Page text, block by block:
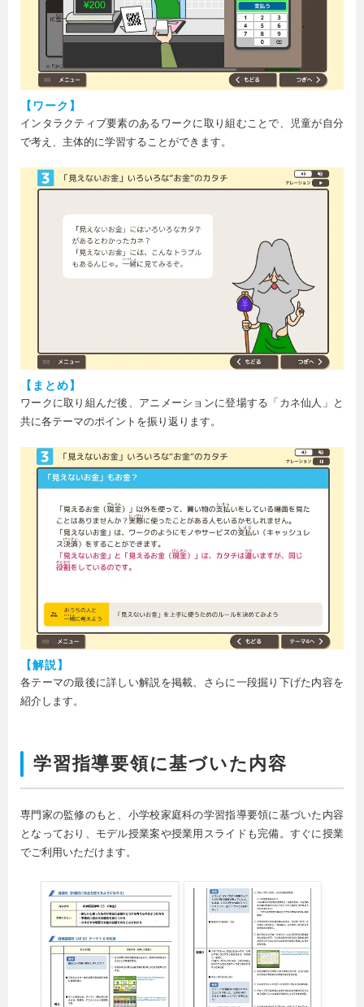
【ワーク】
インタラクティブ要素のあるワークに取り組むことで、児童が自分
で考え、主体的に学習することができます。
【まとめ】
ワークに取り組んだ後、アニメーションに登場する「カネ仙人」と
共に各テーマのポイントを振り返ります。
【解説】
各テーマの最後に詳しい解説を掲載、さらに一段掘り下げた内容を
紹介します。
学習指導要領に基づいた内容
専門家の監修のもと、小学校家庭科の学習指導要領に基づいた内容
となっており、モデル授業案や授業用スライドも完備。すぐに授業
でご利用いただけます。